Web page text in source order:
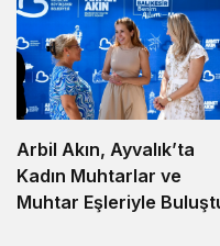
Arbil Akın, Ayvalık’ta
Kadın Muhtarlar ve
Muhtar Eşleriyle